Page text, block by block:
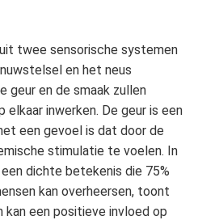
twee sensorische systemen
en het neus
geur en de smaak zullen
inwerken. De geur is een
een gevoel is dat door de
stimulatie te voelen. In
dichte betekenis die 75%
kan overheersen, toont
kan een positieve invloed op